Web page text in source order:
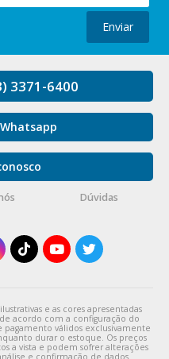
Enviar
3371-6400
Dúvidas
e as cores apresentadas
acordo com a configuração do
válidos exclusivamente
durar o estoque. Os preços
a vista e podem sofrer alterações
e confirmação de dados.